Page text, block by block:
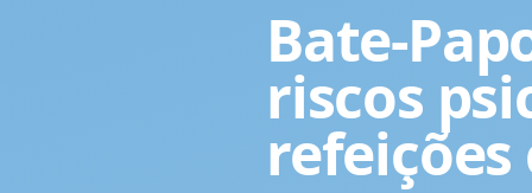
Bate-
riscos